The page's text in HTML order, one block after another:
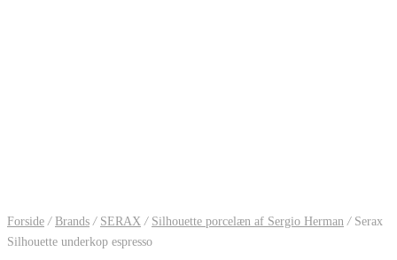
Forside / Brands / SERAX / Silhouette porcelæn af Sergio Herman /Serax
Silhouette underkop espresso